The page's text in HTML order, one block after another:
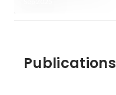
Publications